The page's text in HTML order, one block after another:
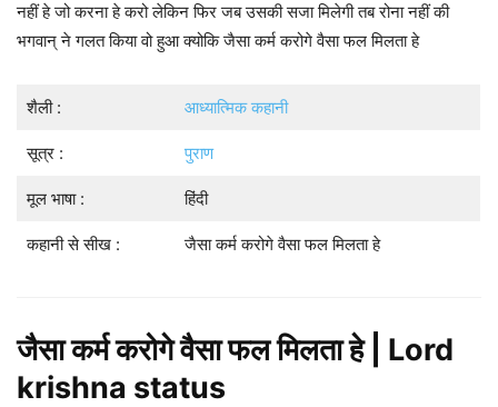
नहीं हे जो करना हे करो लेकिन फिर जब उसकी सजा मिलेगी तब रोना नहीं की
भगवान् ने गलत किया वो हुआ क्योकि जैसा कर्म करोगे वैसा फल मिलता हे
शैली : आध्यात्मिक कहानी
सूत्र : पुराण
मूल भाषा : हिंदी
कहानी से सीख : जैसा कर्म करोगे वैसा फल मिलता हे
जैसा कर्म करोगे वैसा फल मिलता हे | Lord
krishna status